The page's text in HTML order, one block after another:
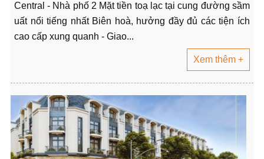
Central - Nhà phố 2 Mặt tiền toạ lạc tại cung đường sầm
uất nổi tiếng nhất Biên hoà, hưởng đầy đủ các tiện ích
cao cấp xung quanh - Giao...
Xem thêm +